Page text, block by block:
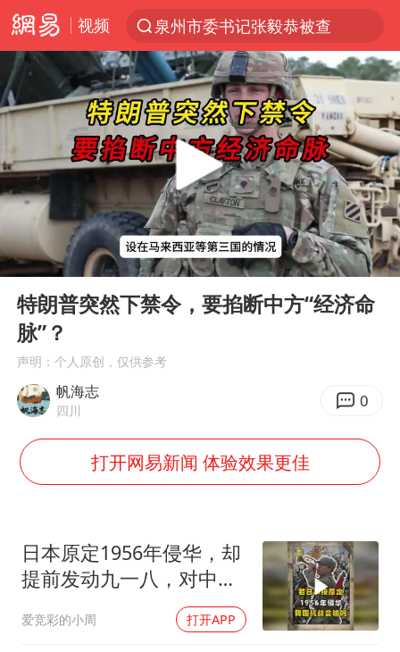
视频
泉州市委书记张毅恭被查
“电影+”如何激发千亿级消费新活力？
秘鲁和墨西哥宣布恢复外交关系
台风白海豚已进入24小时警戒线
沙特土耳其巴基斯坦签署共同防务协议
中医教你一招提升气血
美联储9月还敢加息吗
四川宜宾市高县4.9级地震致1人死亡
胡彦斌韩磊 谁帮谁
百花奖开幕式
中巨芯：上半年归母净利润1405.77万元
“新疆阿勒泰八月能滑雪”不实
名创优品回应女子吐槽内裤质量差
秋天的第一杯奶茶到底有多火
飞机票免费退改真的来了
夯实基础开新局
Play
00:00 05:06
特朗普突然下禁令，要掐断中方“经济命
脉”？
声明：个人原创，仅供参考
帆海志
四川 0
打开网易新闻 体验效果更佳
日本原定1956年侵华，却
提前发动九一八，对中国
爱竞彩的小周 打开APP